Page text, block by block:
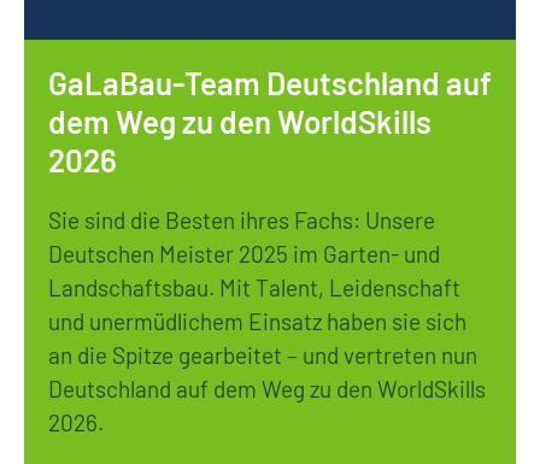
GaLaBau-Team Deutschland auf
dem Weg zu den WorldSkills
2026
Sie sind die Besten ihres Fachs: Unsere
Deutschen Meister 2025 im Garten- und
Landschaftsbau. Mit Talent, Leidenschaft
und unermüdlichem Einsatz haben sie sich
an die Spitze gearbeitet – und vertreten nun
Deutschland auf dem Weg zu den WorldSkills
2026.